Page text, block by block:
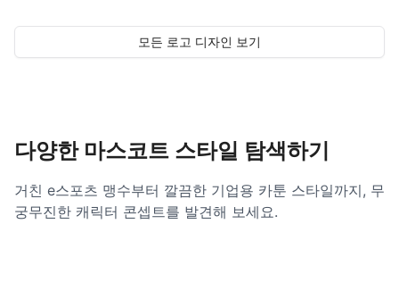
모든 로고 디자인 보기
다양한 마스코트 스타일 탐색하기
거친 e스포츠 맹수부터 깔끔한 기업용 카툰 스타일까지, 무
궁무진한 캐릭터 콘셉트를 발견해 보세요.